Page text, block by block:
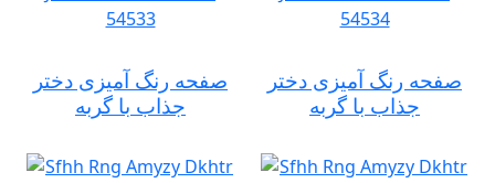
صفحه رنگ آمیزی دختر
جذاب با گربه
صفحه رنگ آمیزی دختر
جذاب با گربه